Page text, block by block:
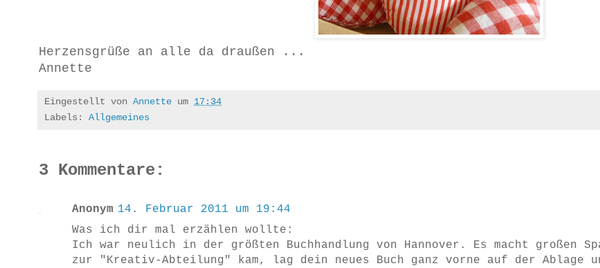
Herzensgrüße an alle da draußen ...
Annette
Eingestellt von Annette um 17:34
Labels: Allgemeines
3 Kommentare:
Anonym 14. Februar 2011 um 19:44
Was ich dir mal erzählen wollte:
Ich war neulich in der größten Buchhandlung von Hannover. Es macht großen
zur "Kreativ-Abteilung" kam, lag dein neues Buch ganz vorne auf der Ablage